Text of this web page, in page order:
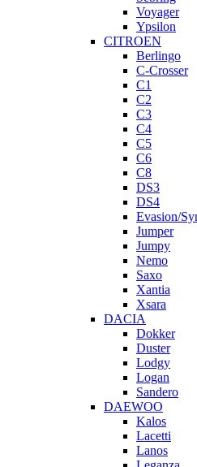
Voyager
Ypsilon
CITROEN
Berlingo
C-Crosser
C1
C2
C3
C4
C5
C6
C8
DS3
DS4
Evasion/
Jumper
Jumpy
Nemo
Saxo
Xantia
Xsara
DACIA
Dokker
Duster
Lodgy
Logan
Sandero
DAEWOO
Kalos
Lacetti
Lanos